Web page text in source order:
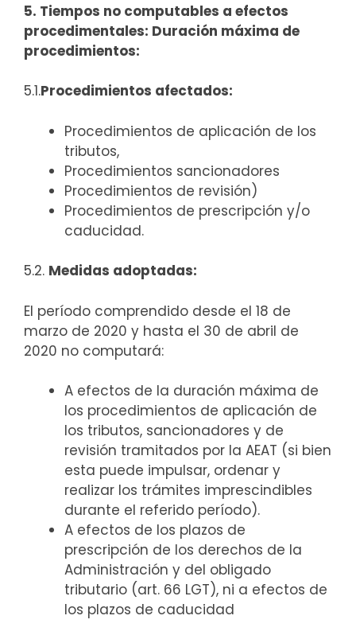
5. Tiempos no computables a efectos
procedimentales: Duración máxima de
procedimientos:
5.1.Procedimientos afectados:
Procedimientos de aplicación de los
tributos,
Procedimientos sancionadores
Procedimientos de revisión)
Procedimientos de prescripción y/o
caducidad.
5.2. Medidas adoptadas:
El período comprendido desde el 18 de
marzo de 2020 y hasta el 30 de abril de
2020 no computará:
A efectos de la duración máxima de
los procedimientos de aplicación de
los tributos, sancionadores y de
revisión tramitados por la AEAT (si bien
esta puede impulsar, ordenar y
realizar los trámites imprescindibles
durante el referido período).
A efectos de los plazos de
prescripción de los derechos de la
Administración y del obligado
tributario (art. 66 LGT), ni a efectos de
los plazos de caducidad